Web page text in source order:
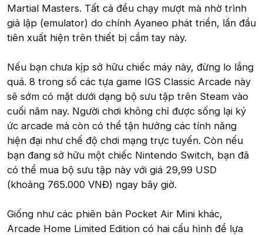
Martial Masters. Tất cả đều chạy mượt mà nhờ trình
giả lập (emulator) do chính Ayaneo phát triển, lần đầu
tiên xuất hiện trên thiết bị cầm tay này.
Nếu bạn chưa kịp sở hữu chiếc máy này, đừng lo lắng
quá. 8 trong số các tựa game IGS Classic Arcade này
sẽ sớm có mặt dưới dạng bộ sưu tập trên Steam vào
cuối năm nay. Người chơi không chỉ được sống lại ký
ức arcade mà còn có thể tận hưởng các tính năng
hiện đại như chế độ chơi mạng trực tuyến. Còn nếu
bạn đang sở hữu một chiếc Nintendo Switch, bạn đã
có thể mua bộ sưu tập này với giá 29,99 USD
(khoảng 765.000 VNĐ) ngay bây giờ.
Giống như các phiên bản Pocket Air Mini khác,
Arcade Home Limited Edition có hai cấu hình để lựa